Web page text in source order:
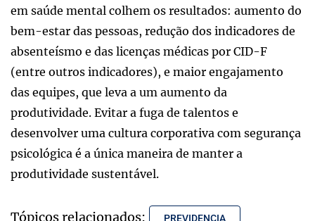
em saúde mental colhem os resultados: aumento do
bem-estar das pessoas, redução dos indicadores de
absenteísmo e das licenças médicas por CID-F
(entre outros indicadores), e maior engajamento
das equipes, que leva a um aumento da
produtividade. Evitar a fuga de talentos e
desenvolver uma cultura corporativa com segurança
psicológica é a única maneira de manter a
produtividade sustentável.
Tópicos relacionados: PREVIDENCIA